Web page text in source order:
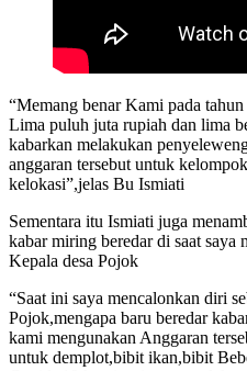
“Memang benar Kami pada
Lima puluh juta rupiah dan lima
kabarkan melakukan
anggaran tersebut untuk
kelokasi”,jelas Bu Ismiati
Sementara itu Ismiati juga
kabar miring beredar di saat saya
Kepala desa Pojok
“Saat ini saya mencalonkan diri
Pojok,mengapa baru beredar
kami mengunakan Anggaran
untuk demplot,bibit ikan,bibit